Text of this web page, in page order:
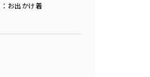
：お出かけ着